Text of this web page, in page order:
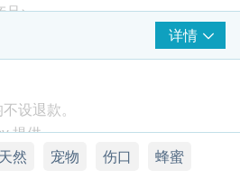
品>
方，含纽西兰麦芦卡蜂蜜UMF
配方，蕴含纽西兰麦芦卡蜂蜜
详情
设退款。
提供。
Pawmacy及 健康网购
天然 宠物 伤口 蜂蜜